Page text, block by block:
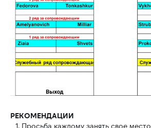
РЕКОМЕНДАЦИИ
Просьба каждому занять свое